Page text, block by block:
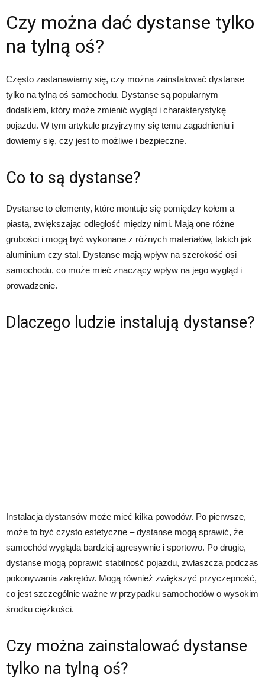
Czy można dać dystanse tylko
na tylną oś?
Często zastanawiamy się, czy można zainstalować dystanse
tylko na tylną oś samochodu. Dystanse są popularnym
dodatkiem, który może zmienić wygląd i charakterystykę
pojazdu. W tym artykule przyjrzymy się temu zagadnieniu i
dowiemy się, czy jest to możliwe i bezpieczne.
Co to są dystanse?
Dystanse to elementy, które montuje się pomiędzy kołem a
piastą, zwiększając odległość między nimi. Mają one różne
grubości i mogą być wykonane z różnych materiałów, takich jak
aluminium czy stal. Dystanse mają wpływ na szerokość osi
samochodu, co może mieć znaczący wpływ na jego wygląd i
prowadzenie.
Dlaczego ludzie instalują dystanse?
Instalacja dystansów może mieć kilka powodów. Po pierwsze,
może to być czysto estetyczne – dystanse mogą sprawić, że
samochód wygląda bardziej agresywnie i sportowo. Po drugie,
dystanse mogą poprawić stabilność pojazdu, zwłaszcza podczas
pokonywania zakrętów. Mogą również zwiększyć przyczepność,
co jest szczególnie ważne w przypadku samochodów o wysokim
środku ciężkości.
Czy można zainstalować dystanse
tylko na tylną oś?